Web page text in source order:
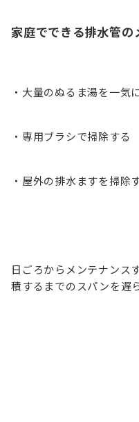
家庭でできる排水管の
・大量のぬるま湯を一気
・専用ブラシで掃除する
・屋外の排水ますを掃除
日ごろからメンテナンス
積するまでのスパンを遅